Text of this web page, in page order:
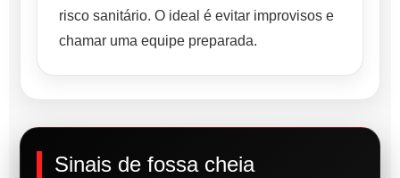
risco sanitário. O ideal é evitar improvisos e
chamar uma equipe preparada.
Sinais de fossa cheia